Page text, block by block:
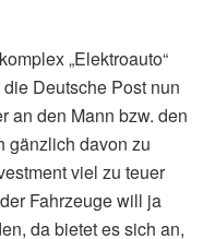
„Elektroauto“
Deutsche Post nun
an den Mann bzw. den
gänzlich davon zu
viel zu teuer
Fahrzeuge will ja
da bietet es sich an,